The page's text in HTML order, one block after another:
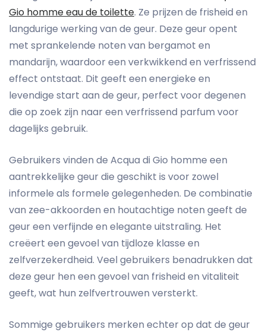
Gio homme eau de toilette. Ze prijzen de frisheid en
langdurige werking van de geur. Deze geur opent
met sprankelende noten van bergamot en
mandarijn, waardoor een verkwikkend en verfrissend
effect ontstaat. Dit geeft een energieke en
levendige start aan de geur, perfect voor degenen
die op zoek zijn naar een verfrissend parfum voor
dagelijks gebruik.
Gebruikers vinden de Acqua di Gio homme een
aantrekkelijke geur die geschikt is voor zowel
informele als formele gelegenheden. De combinatie
van zee-akkoorden en houtachtige noten geeft de
geur een verfijnde en elegante uitstraling. Het
creëert een gevoel van tijdloze klasse en
zelfverzekerdheid. Veel gebruikers benadrukken dat
deze geur hen een gevoel van frisheid en vitaliteit
geeft, wat hun zelfvertrouwen versterkt.
Sommige gebruikers merken echter op dat de geur